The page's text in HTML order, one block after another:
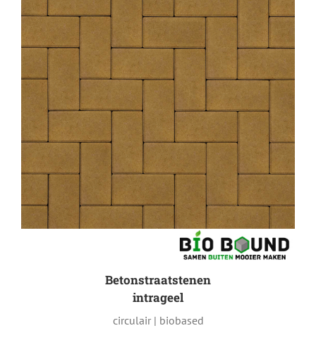
Betonstraatstenen
intrageel
circulair | biobased